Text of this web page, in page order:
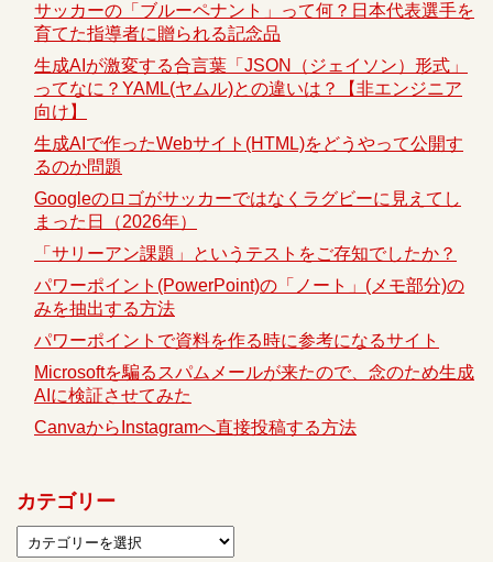
サッカーの「ブルーペナント」って何？日本代表選手を
育てた指導者に贈られる記念品
生成AIが激変する合言葉「JSON（ジェイソン）形式」
ってなに？YAML(ヤムル)との違いは？【非エンジニア
向け】
生成AIで作ったWebサイト(HTML)をどうやって公開す
るのか問題
Googleのロゴがサッカーではなくラグビーに見えてし
まった日（2026年）
「サリーアン課題」というテストをご存知でしたか？
パワーポイント(PowerPoint)の「ノート」(メモ部分)の
みを抽出する方法
パワーポイントで資料を作る時に参考になるサイト
Microsoftを騙るスパムメールが来たので、念のため生成
AIに検証させてみた
CanvaからInstagramへ直接投稿する方法
カテゴリー